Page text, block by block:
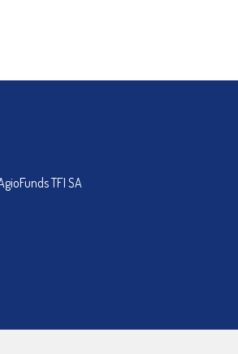
TFI SA